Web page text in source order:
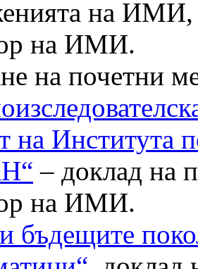
на ИМИ,
на ИМИ.
на почетни
на Института
– доклад на
на ИМИ.